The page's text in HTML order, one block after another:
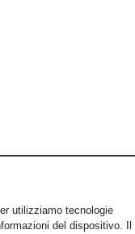
utilizziamo tecnologie
del dispositivo. Il